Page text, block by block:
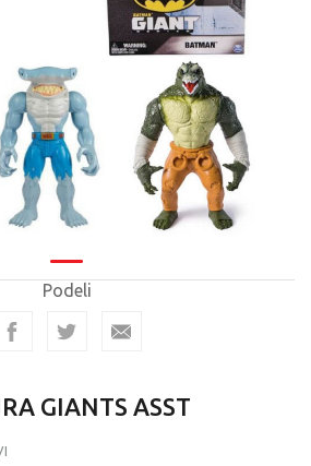
Podeli
GIANTS ASST